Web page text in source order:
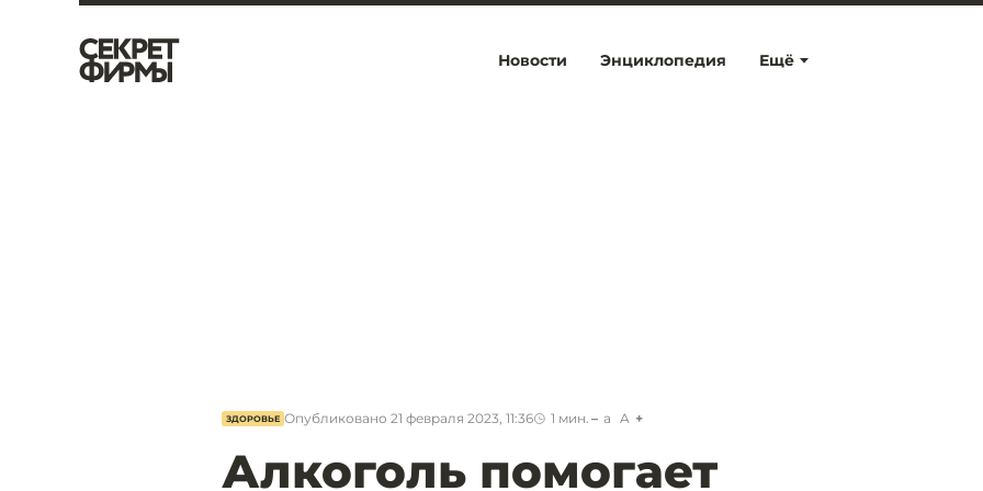
Ещё
Новости Энциклопедия
ЗДОРОВЬЕ Опубликовано 21 февраля 2023, 11:36 1 мин. a A
Алкоголь помогает